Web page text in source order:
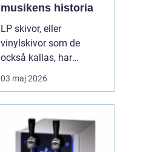
musikens historia
LP skivor, eller
vinylskivor som de
också kallas, har
genomgått en förnyad
popularitet de senaste
digitaliseringen av musik
har dessa analoga
medier behållit sin plats i
03 maj 2026